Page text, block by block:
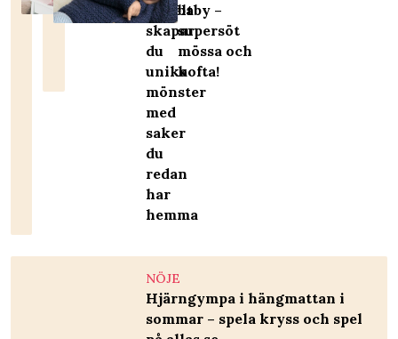
enkelt
skapar
du
unika
mönster
med
saker
du
redan
har
hemma
baby –
supersöt
mössa och
kofta!
NÖJE
Hjärngympa i hängmattan i
sommar – spela kryss och spel